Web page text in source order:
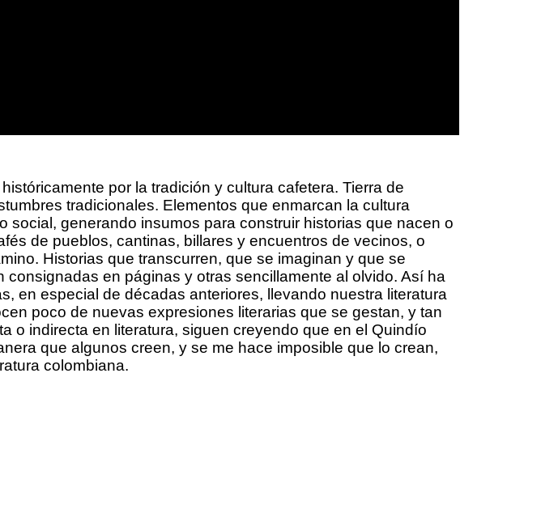
por la tradición y cultura cafetera. Tierra de
tradicionales. Elementos que enmarcan la cultura
generando insumos para construir historias que nacen o
de pueblos, cantinas, billares y encuentros de vecinos, o
Historias que transcurren, que se imaginan y que se
en páginas y otras sencillamente al olvido. Así ha
en especial de décadas anteriores, llevando nuestra literatura
poco de nuevas expresiones literarias que se gestan, y tan
o indirecta en literatura, siguen creyendo que en el Quindío
que algunos creen, y se me hace imposible que lo crean,
colombiana.